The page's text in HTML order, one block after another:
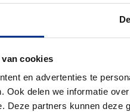
cookies
en advertenties te
Ook delen we informatie
Deze partners kunnen